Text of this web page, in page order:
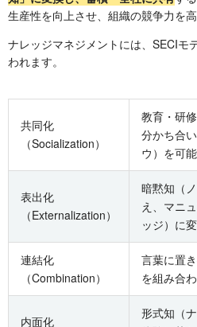
生産性を向上させ、組織の競争力を高
ナレッジマネジメントには、SECIモ
われます。
共同化
（Socialization）
教育・研
分かち合
ウ）を可
表出化
（Externalization）
暗黙知（
え、マニ
ッジ）に
連結化
（Combination）
言葉に置
を組み合
内面化
形式知（